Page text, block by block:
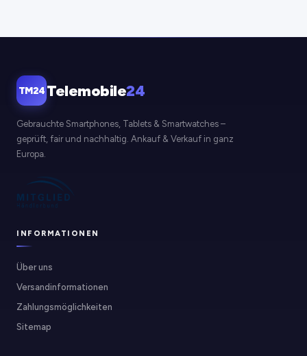
TM24 Telemobile24
Gebrauchte Smartphones, Tablets & Smartwatches –
geprüft, fair und nachhaltig. Ankauf & Verkauf in ganz
Europa.
INFORMATIONEN
Über uns
Versandinformationen
Zahlungsmöglichkeiten
Sitemap